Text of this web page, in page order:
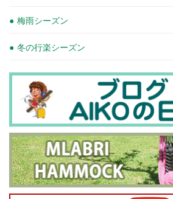
梅雨シーズン
冬の行楽シーズン